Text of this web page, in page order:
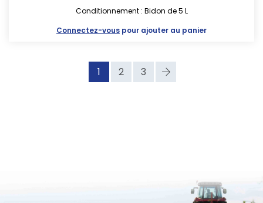
Conditionnement : Bidon de 5 L
Connectez-vous pour ajouter au panier
1 2 3